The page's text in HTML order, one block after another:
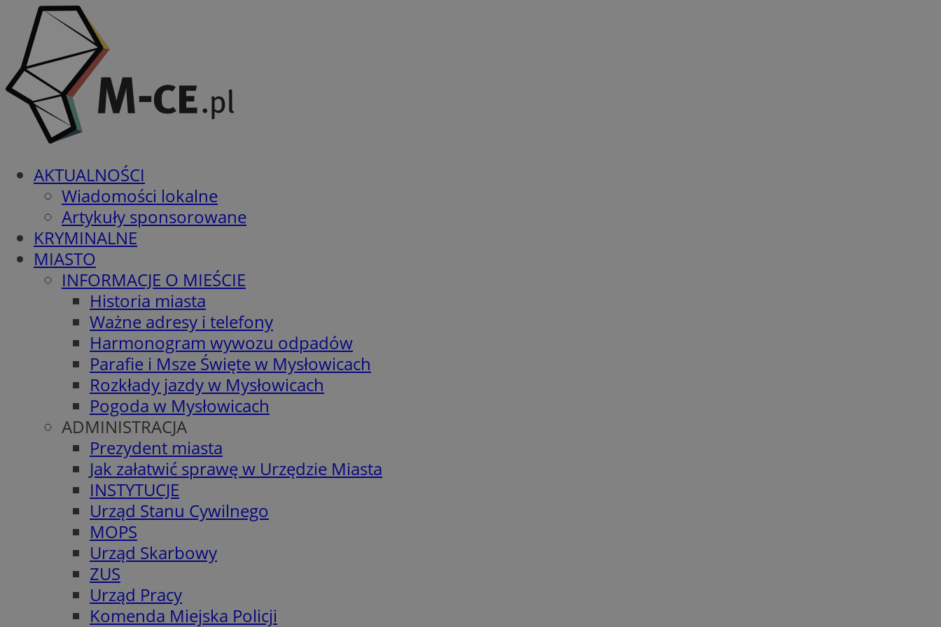
AKTUALNOŚCI
Wiadomości lokalne
Artykuły sponsorowane
KRYMINALNE
MIASTO
INFORMACJE O MIEŚCIE
Historia miasta
Ważne adresy i telefony
Harmonogram wywozu odpadów
Parafie i Msze Święte w Mysłowicach
Rozkłady jazdy w Mysłowicach
Pogoda w Mysłowicach
ADMINISTRACJA
Prezydent miasta
Jak załatwić sprawę w Urzędzie Miasta
INSTYTUCJE
Urząd Stanu Cywilnego
MOPS
Urząd Skarbowy
ZUS
Urząd Pracy
Komenda Miejska Policji